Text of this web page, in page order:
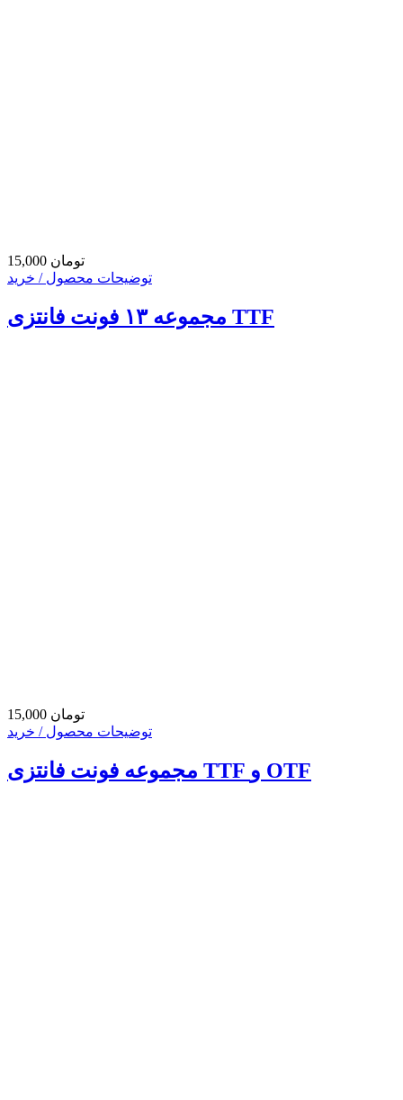
15,000 تومان
توضیحات محصول / خرید
مجموعه ۱۳ فونت فانتزی TTF
15,000 تومان
توضیحات محصول / خرید
مجموعه فونت فانتزی TTF و OTF